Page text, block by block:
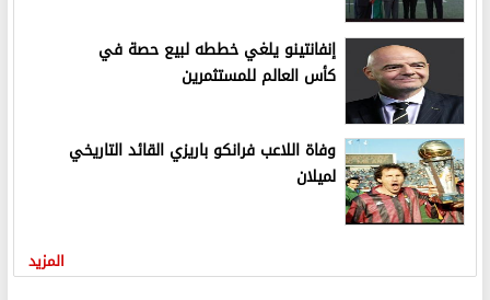
إنفانتينو يلغي خططه لبيع حصة في
كأس العالم للمستثمرين
وفاة اللاعب فرانكو باريزي القائد التاريخي
لميلان
المزيد